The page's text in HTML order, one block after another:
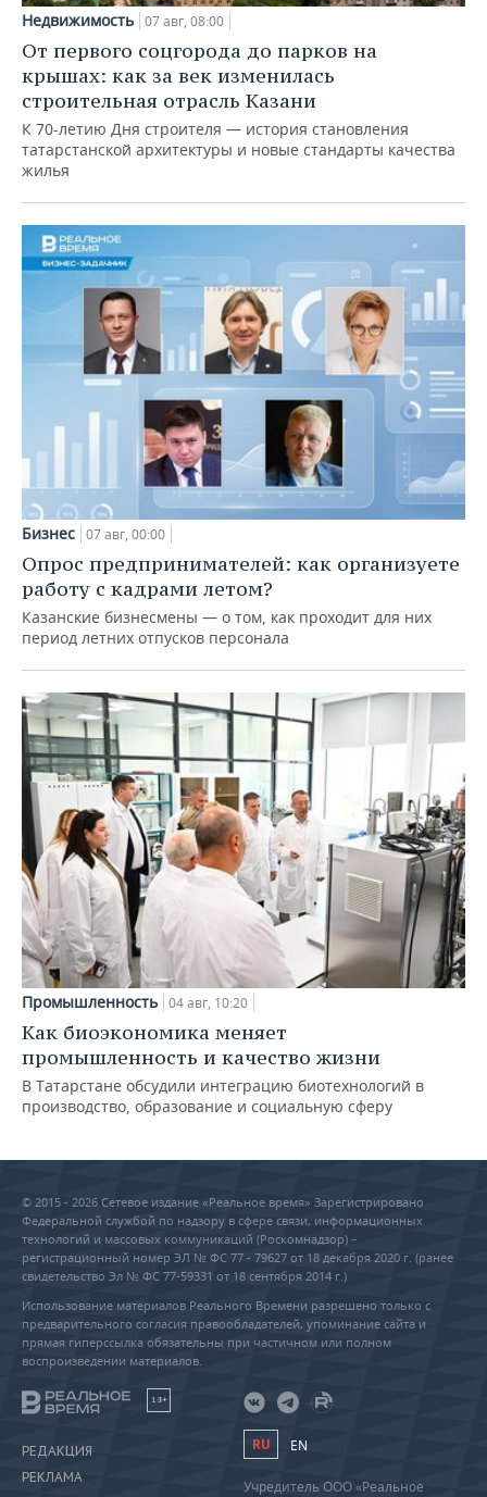
Недвижимость 07 авг, 08:00
От первого соцгорода до парков на
крышах: как за век изменилась
строительная отрасль Казани
К 70-летию Дня строителя — история становления
татарстанской архитектуры и новые стандарты качества
жилья
Бизнес 07 авг, 00:00
Опрос предпринимателей: как организуете
работу с кадрами летом?
Казанские бизнесмены — о том, как проходит для них
период летних отпусков персонала
Промышленность 04 авг, 10:20
Как биоэкономика меняет
промышленность и качество жизни
В Татарстане обсудили интеграцию биотехнологий в
производство, образование и социальную сферу
© 2015 - 2026 Сетевое издание «Реальное время» Зарегистрировано
Федеральной службой по надзору в сфере связи, информационных
технологий и массовых коммуникаций (Роскомнадзор) –
регистрационный номер ЭЛ № ФС 77 - 79627 от 18 декабря 2020 г. (ранее
свидетельство Эл № ФС 77-59331 от 18 сентября 2014 г.)
Использование материалов Реального Времени разрешено только с
предварительного согласия правообладателей, упоминание сайта и
прямая гиперссылка обязательны при частичном или полном
воспроизведении материалов.
18+
РЕДАКЦИЯ
РЕКЛАМА
RU EN
Учредитель ООО «Реальное